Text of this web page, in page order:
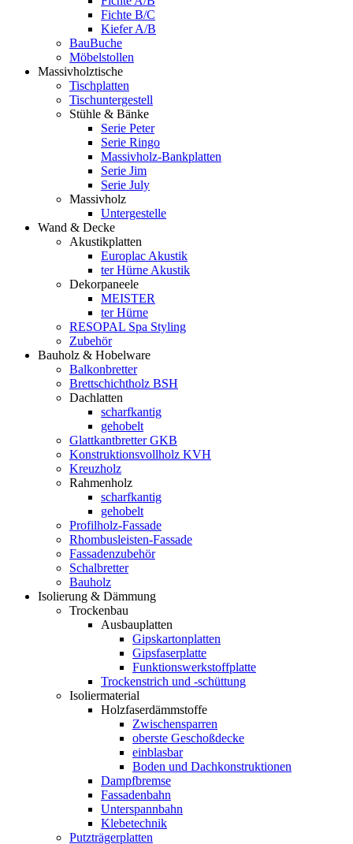
Fichte B/C
Kiefer A/B
BauBuche
Möbelstollen
Massivholztische
Tischplatten
Tischuntergestell
Stühle & Bänke
Serie Peter
Serie Ringo
Massivholz-Bankplatten
Serie Jim
Serie July
Massivholz
Untergestelle
Wand & Decke
Akustikplatten
Europlac Akustik
ter Hürne Akustik
Dekorpaneele
MEISTER
ter Hürne
RESOPAL Spa Styling
Zubehör
Bauholz & Hobelware
Balkonbretter
Brettschichtholz BSH
Dachlatten
scharfkantig
gehobelt
Glattkantbretter GKB
Konstruktionsvollholz KVH
Kreuzholz
Rahmenholz
scharfkantig
gehobelt
Profilholz-Fassade
Rhombusleisten-Fassade
Fassadenzubehör
Schalbretter
Bauholz
Isolierung & Dämmung
Trockenbau
Ausbauplatten
Gipskartonplatten
Gipsfaserplatte
Funktionswerkstoffplatte
Trockenstrich und -schüttung
Isoliermaterial
Holzfaserdämmstoffe
Zwischensparren
oberste Geschoßdecke
einblasbar
Boden und Dachkonstruktionen
Dampfbremse
Fassadenbahn
Unterspannbahn
Klebetechnik
Putzträgerplatten